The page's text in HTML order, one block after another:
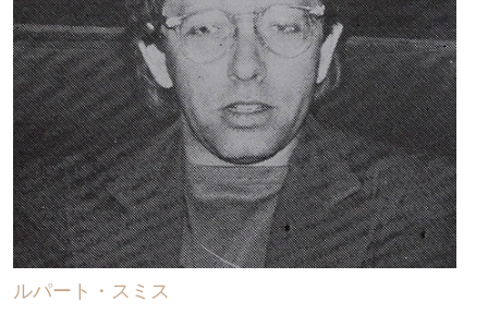
ルパート・スミス